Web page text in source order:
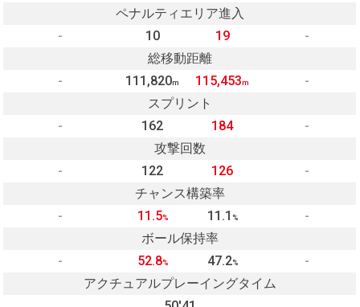
ペナルティエリア進入
-
10 19
-
総移動距離
-
111,820m 115,453m
-
スプリント
-
162 184
-
攻撃回数
-
122 126
-
チャンス構築率
-
11.5% 11.1 %
-
ボール保持率
-
52.8% 47.2%
-
アクチュアルプレーイングタイム